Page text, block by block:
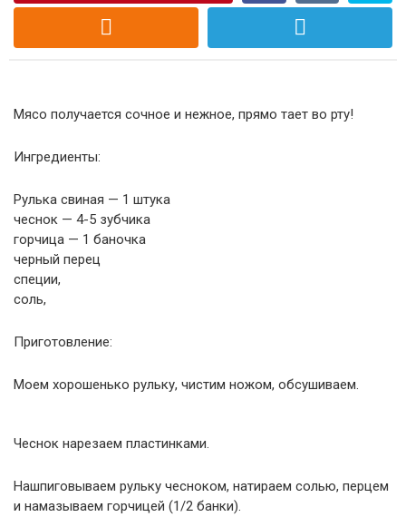
Мясо получается сочное и нежное, прямо тает во рту!
Ингредиенты:
Рулька свиная — 1 штука
чеснок — 4-5 зубчика
горчица — 1 баночка
черный перец
специи,
соль,
Приготовление:
Моем хорошенько рульку, чистим ножом, обсушиваем.
Чеснок нарезаем пластинками.
Нашпиговываем рульку чесноком, натираем солью, перцем
и намазываем горчицей (1/2 банки).